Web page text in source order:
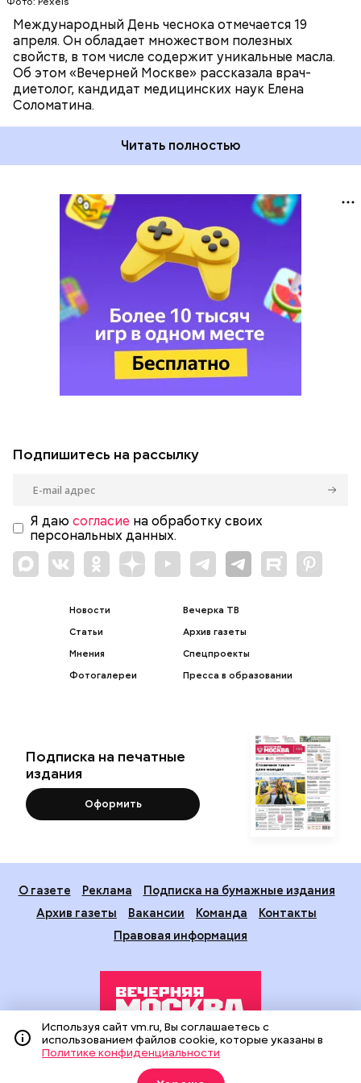
Международный День чеснока отмечается 19
апреля. Он обладает множеством полезных
свойств, в том числе содержит уникальные масла.
Об этом «Вечерней Москве» рассказала врач-
диетолог, кандидат медицинских наук Елена
Соломатина.
Читать полностью
Подпишитесь на рассылку
Я даю согласие на обработку своих
персональных данных.
Новости
Статьи
Мнения
Фотогалереи
Вечерка ТВ
Архив газеты
Спецпроекты
Пресса в образовании
Подписка на печатные
издания
Оформить
О газете Реклама
Подписка на бумажные издания
Архив газеты
Вакансии Команда
Контакты
Правовая информация
Издание создано при финансовой поддержке Департамента
средств массовой информации и рекламы города Москвы.
Используя сайт vm.ru, Вы соглашаетесь с
использованием файлов cookie, которые указаны в
Политике конфиденциальности